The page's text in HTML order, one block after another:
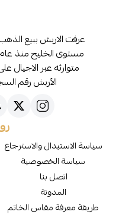
عرفت الاربش ببيع
متوارثه عبر
الأربش رقم السجل
سياسة الاستبدال والاسترجاع
سياسة الخصوصية
اتصل بنا
المدونة
طريقة معرفة مقاس الخاتم